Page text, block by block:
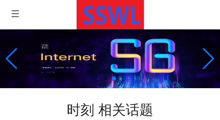
时刻 相关话题